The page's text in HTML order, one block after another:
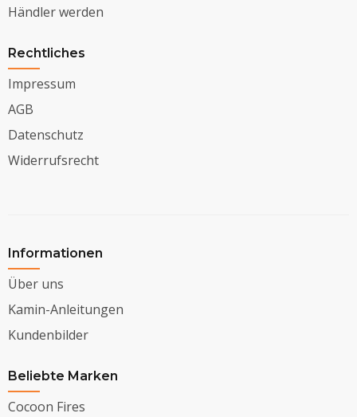
Händler werden
Rechtliches
Impressum
AGB
Datenschutz
Widerrufsrecht
Informationen
Über uns
Kamin-Anleitungen
Kundenbilder
Beliebte Marken
Cocoon Fires